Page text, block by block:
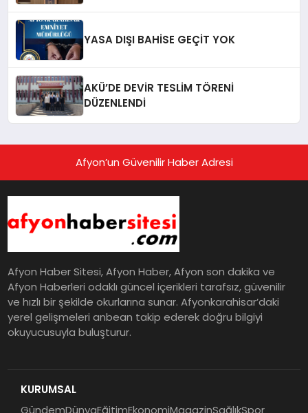
YASA DIŞI BAHİSE GEÇİT YOK
AKÜ’DE DEVİR TESLİM TÖRENİ
DÜZENLENDİ
Afyon’un Güvenilir Haber Adresi
Afyon Haber Sitesi, Afyon Haber, Afyon son dakika ve
Afyon Haberleri odaklı güncel içerikleri tarafsız, güvenilir
ve hızlı bir şekilde okurlarına sunar. Afyonkarahisar’daki
yerel gelişmeleri anbean takip ederek doğru bilgiyi
okuyucusuyla buluşturur.
KURUMSAL
GündemDünyaEğitimEkonomiMagazinSağlıkSpor